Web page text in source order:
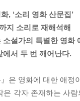
, ‘소리 영화 산문집’
지 소리로 재해석해
소설가의 특별한 영화
에서 두 번 깨어난다.
은 영화에 대한 애정
각자 존재하는 사